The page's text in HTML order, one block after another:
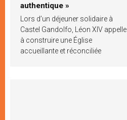
authentique »
Lors d’un déjeuner solidaire à
Castel Gandolfo, Léon XIV appelle
à construire une Église
accueillante et réconciliée